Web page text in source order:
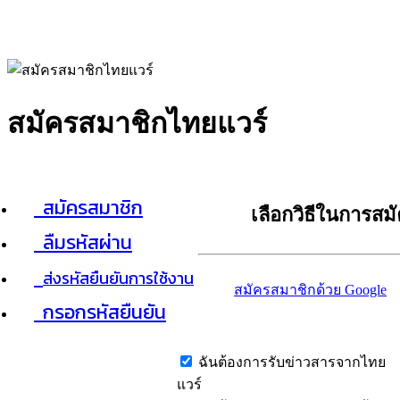
สมัครสมาชิกไทยแวร์
สมัครสมาชิก
ลืมรหัสผ่าน
ส่งรหัสยืนยันการใช้งาน
กรอกรหัสยืนยัน
เลือกวิธีในการส
สมัครสมาชิกด้วย Google
ฉันต้องการรับข่าวสารจากไทย
แวร์